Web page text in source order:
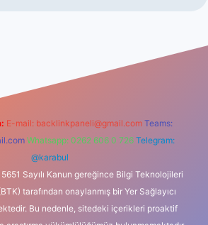
E-mail: backlinkpaneli@gmail.com Teams:
Whatsapp: 0262 606 0 726 Telegram:
@karabul
Sayılı Kanun gereğince Bilgi Teknolojileri
tarafından onaylanmış bir Yer Sağlayıcı
Bu nedenle, sitedeki içerikleri proaktif